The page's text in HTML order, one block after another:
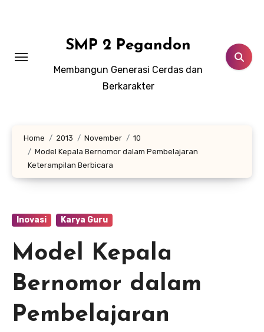
SMP 2 Pegandon
Membangun Generasi Cerdas dan
Berkarakter
Home 2013 November
10
Model Kepala Bernomor dalam Pembelajaran
Keterampilan Berbicara
Inovasi Karya Guru
Model Kepala
Bernomor dalam
Pembelajaran